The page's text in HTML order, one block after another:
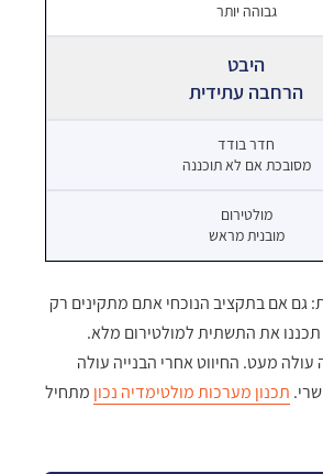
גבוהה יותר
הרחבה עתידית
מסובכת אם לא תוכננה
מובנית מראש
גם אם בתקציב הנוכחי אתם מתקינים רק
תכננו את התשתית למולטירום מלא.
עולה מעט. החיווט אחרי הבנייה עולה
תכנון מערכות מולטימדיה נכון מתחיל